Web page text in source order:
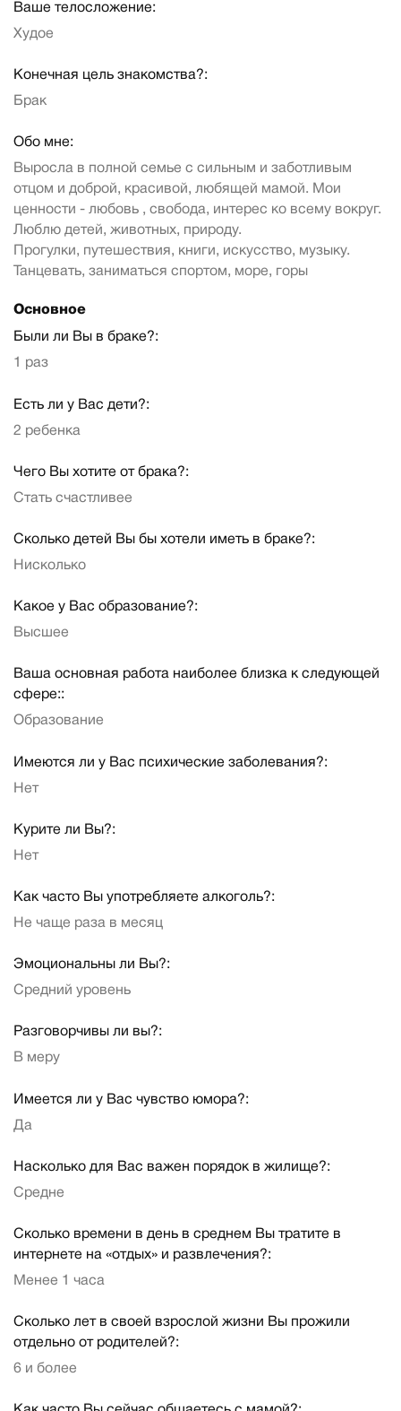
Ваше телосложение:
Худое
Конечная цель знакомства?:
Брак
Обо мне:
Выросла в полной семье с сильным и заботливым
отцом и доброй, красивой, любящей мамой. Мои
ценности - любовь , свобода, интерес ко всему вокруг.
Люблю детей, животных, природу.
Прогулки, путешествия, книги, искусство, музыку.
Танцевать, заниматься спортом, море, горы
Основное
Были ли Вы в браке?:
1 раз
Есть ли у Вас дети?:
2 ребенка
Чего Вы хотите от брака?:
Стать счастливее
Сколько детей Вы бы хотели иметь в браке?:
Нисколько
Какое у Вас образование?:
Высшее
Ваша основная работа наиболее близка к следующей
сфере::
Образование
Имеются ли у Вас психические заболевания?:
Нет
Курите ли Вы?:
Нет
Как часто Вы употребляете алкоголь?:
Не чаще раза в месяц
Эмоциональны ли Вы?:
Средний уровень
Разговорчивы ли вы?:
В меру
Имеется ли у Вас чувство юмора?:
Да
Насколько для Вас важен порядок в жилище?:
Средне
Сколько времени в день в среднем Вы тратите в
интернете на «отдых» и развлечения?:
Менее 1 часа
Сколько лет в своей взрослой жизни Вы прожили
отдельно от родителей?:
6 и более